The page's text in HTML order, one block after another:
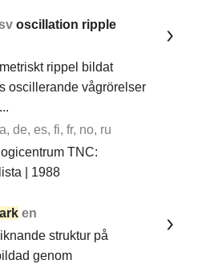
oscillation ripple
rippel bildat
oscillerande vågrörelser
de, es, fi, fr, no, ru
TNC:
| 1988
en
struktur på
genom